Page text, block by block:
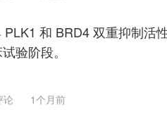
PLK1 和 BRD4 双重抑制活
验阶段。
论 1个月前